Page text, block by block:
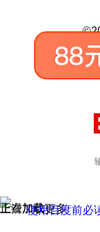
正在加载
上滑加载更多
使用百度前必